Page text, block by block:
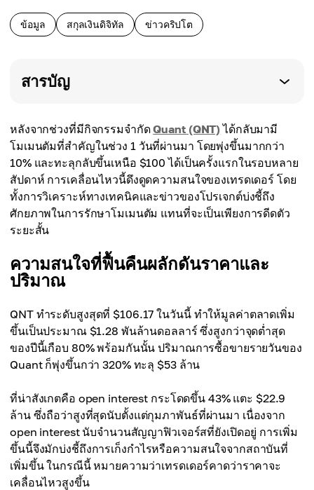
ข้อมูล สกุลเงินดิจิทัล ข่าวคริปโต
สารบัญ
หลังจากช่วงที่มีกิจกรรมจำกัดQuant (QNT) ได้กลับมามี
โมเมนตัมที่สำคัญในช่วง 1 วันที่ผ่านมา โดยพุ่งขึ้นมากกว่า
10% และทะลุกลับขึ้นเหนือ $100 ได้เป็นครั้งแรกในรอบหลาย
สัปดาห์ การเคลื่อนไหวนี้ดึงดูดความสนใจของเทรดเดอร์ โดย
ทั้งการวิเคราะห์ทางเทคนิคและข่าวของโปรเจกต์บ่งชี้ถึง
ศักยภาพในการรักษาโมเมนตัม แทนที่จะเป็นเพียงการดีดตัว
ระยะสั้น
ความสนใจที่ฟื้นคืนผลักดันราคาและ
ปริมาณ
QNT ทำระดับสูงสุดที่ $106.17 ในวันนี้ ทำให้มูลค่าตลาดเพิ่ม
ขึ้นเป็นประมาณ $1.28 พันล้านดอลลาร์ ซึ่งสูงกว่าจุดต่ำสุด
ของปีนี้เกือบ 80% พร้อมกันนั้น ปริมาณการซื้อขายรายวันของ
Quant ก็พุ่งขึ้นกว่า 320% ทะลุ $53 ล้าน
ที่น่าสังเกตคือ open interest กระโดดขึ้น 43% แตะ $22.9
ล้าน ซึ่งถือว่าสูงที่สุดนับตั้งแต่กุมภาพันธ์ที่ผ่านมา เนื่องจาก
open interest นับจำนวนสัญญาฟิวเจอร์สที่ยังเปิดอยู่ การเพิ่ม
ขึ้นนี้จึงมักบ่งชี้ถึงการเก็งกำไรหรือความสนใจจากสถาบันที่
เพิ่มขึ้น ในกรณีนี้ หมายความว่าเทรดเดอร์คาดว่าราคาจะ
เคลื่อนไหวสูงขึ้น